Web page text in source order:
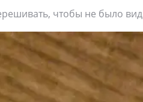
чтобы не было